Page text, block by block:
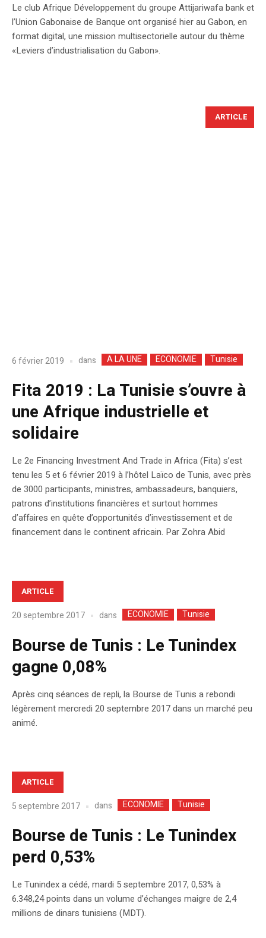
Le club Afrique Développement du groupe Attijariwafa bank et
l’Union Gabonaise de Banque ont organisé hier au Gabon, en
format digital, une mission multisectorielle autour du thème
«Leviers d’industrialisation du Gabon».
ARTICLE
6 février 2019 dans A LA UNE ECONOMIE Tunisie
Fita 2019 : La Tunisie s’ouvre à
une Afrique industrielle et
solidaire
Le 2e Financing Investment And Trade in Africa (Fita) s’est
tenu les 5 et 6 février 2019 à l’hôtel Laïco de Tunis, avec près
de 3000 participants, ministres, ambassadeurs, banquiers,
patrons d’institutions financières et surtout hommes
d’affaires en quête d’opportunités d’investissement et de
financement dans le continent africain. Par Zohra Abid
ARTICLE
20 septembre 2017 dans ECONOMIE Tunisie
Bourse de Tunis : Le Tunindex
gagne 0,08%
Après cinq séances de repli, la Bourse de Tunis a rebondi
légèrement mercredi 20 septembre 2017 dans un marché peu
animé.
ARTICLE
5 septembre 2017 dans ECONOMIE Tunisie
Bourse de Tunis : Le Tunindex
perd 0,53%
Le Tunindex a cédé, mardi 5 septembre 2017, 0,53% à
6.348,24 points dans un volume d’échanges maigre de 2,4
millions de dinars tunisiens (MDT).